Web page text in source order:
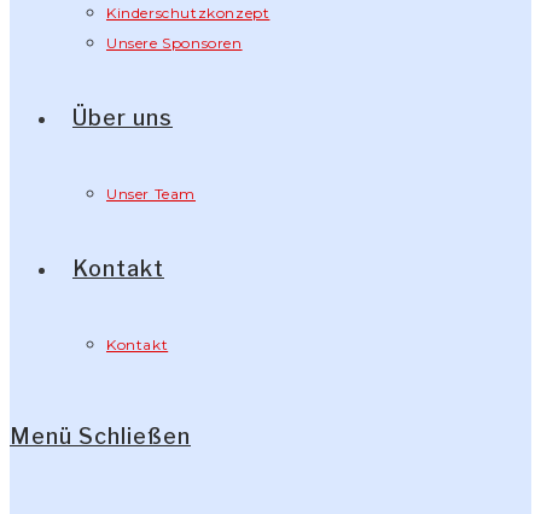
Kinderschutzkonzept
Unsere Sponsoren
Über uns
Unser Team
Kontakt
Kontakt
Menü Schließen